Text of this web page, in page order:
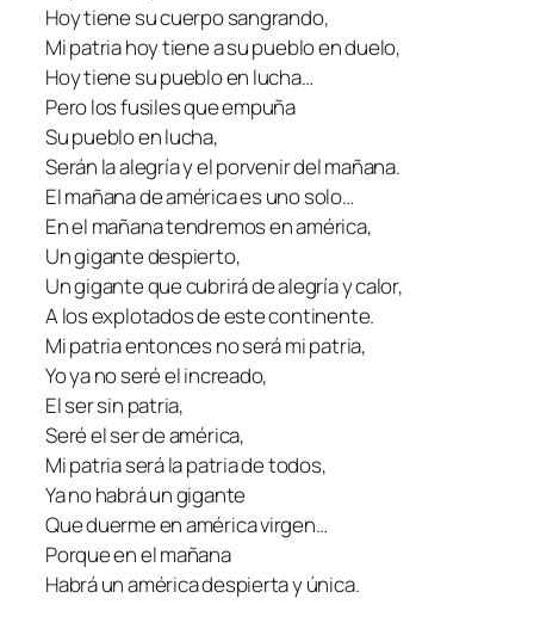
Hoy tiene su cuerpo sangrando,
Mi patria hoy tiene a su pueblo en duelo,
Hoy tiene su pueblo en lucha…
Pero los fusiles que empuña
Su pueblo en lucha,
Serán la alegría y el porvenir del mañana.
El mañana de américa es uno solo…
En el mañana tendremos en américa,
Un gigante despierto,
Un gigante que cubrirá de alegría y calor,
A los explotados de este continente.
Mi patria entonces no será mi patria,
Yo ya no seré el increado,
El ser sin patria,
Seré el ser de américa,
Mi patria será la patria de todos,
Ya no habrá un gigante
Que duerme en américa virgen…
Porque en el mañana
Habrá un américa despierta y única.